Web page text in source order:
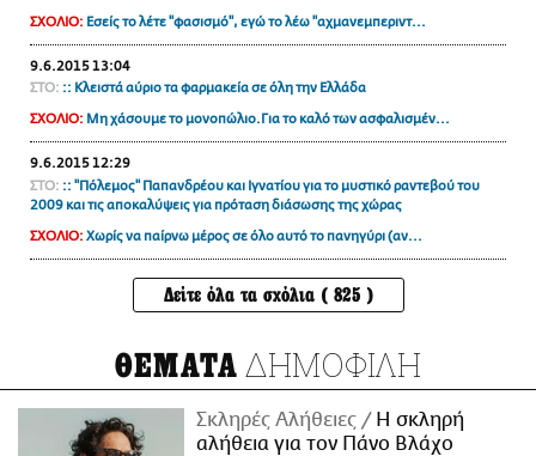
ΣΧΟΛΙΟ: Εσείς το λέτε "φασισμό", εγώ το λέω "αχμανεμπεριντ...
9.6.2015 13:04
ΣΤΟ: :: Κλειστά αύριο τα φαρμακεία σε όλη την Ελλάδα
ΣΧΟΛΙΟ: Μη χάσουμε το μονοπώλιο.Για το καλό των ασφαλισμέν...
9.6.2015 12:29
ΣΤΟ: :: "Πόλεμος" Παπανδρέου και Ιγνατίου για το μυστικό ραντεβού του
2009 και τις αποκαλύψεις για πρόταση διάσωσης της χώρας
ΣΧΟΛΙΟ: Χωρίς να παίρνω μέρος σε όλο αυτό το πανηγύρι (αν...
Δείτε όλα τα σχόλια ( 825 )
ΘΕΜΑΤΑ ΔΗΜΟΦΙΛΗ
Σκληρές Αλήθειες
H σκληρή
αλήθεια για τον Πάνο Βλάχο